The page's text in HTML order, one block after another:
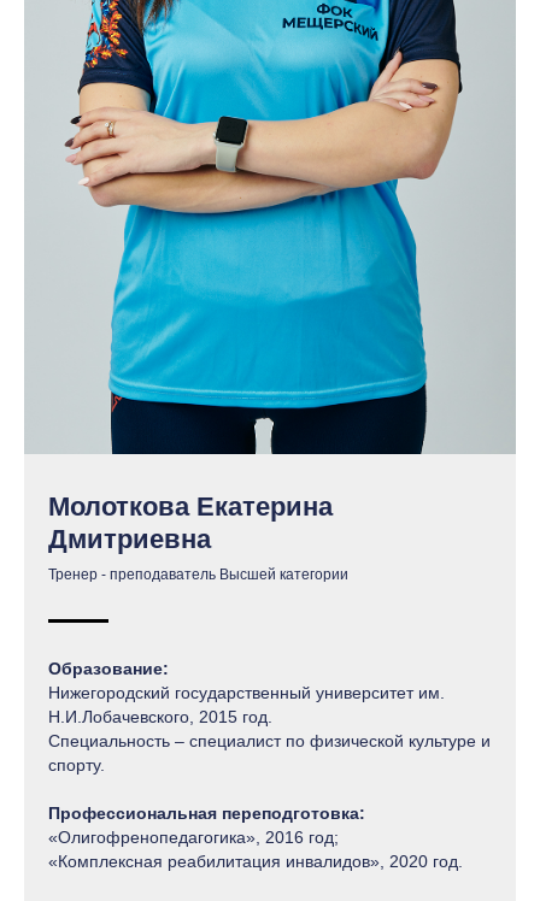
Молоткова Екатерина
Дмитриевна
Тренер - преподаватель Высшей категории
Образование:
Нижегородский государственный университет им.
Н.И.Лобачевского, 2015 год.
Специальность – специалист по физической культуре и
спорту.
Профессиональная переподготовка:
«Олигофренопедагогика», 2016 год;
«Комплексная реабилитация инвалидов», 2020 год.